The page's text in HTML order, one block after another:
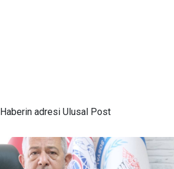
Haberin adresi Ulusal Post